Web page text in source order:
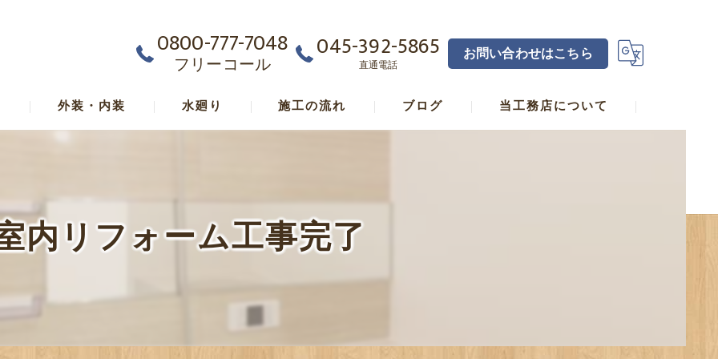
0800-777-7048
フリーコール
045-392-5865
直通電話
お問い合わせはこちら
外装・内装 水廻り 施工の流れ ブログ 当工務店について
内リフォーム工事完了